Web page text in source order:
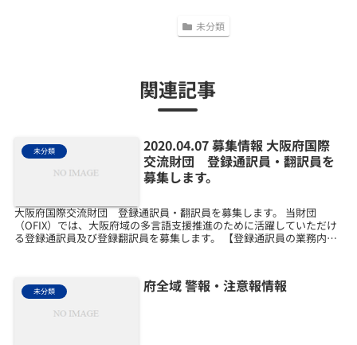
未分類
関連記事
未分類
2020.04.07 募集情報 大阪府国際
交流財団 登録通訳員・翻訳員を
募集します。
大阪府国際交流財団 登録通訳員・翻訳員を募集します。 当財団
（OFIX）では、大阪府域の多言語支援推進のために活躍していただけ
る登録通訳員及び登録翻訳員を募集します。 【登録通訳員の業務内
未分類 府全域 警報・注意報情報